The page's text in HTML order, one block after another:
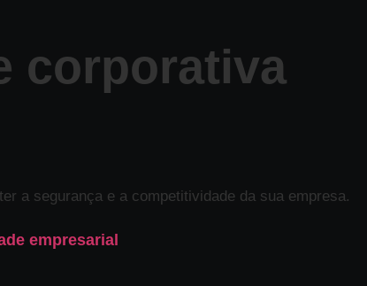
corporativa
a segurança e a competitividade da sua empresa.
empresarial